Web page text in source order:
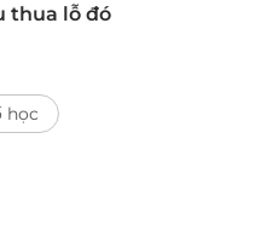
thua lỗ đó
học